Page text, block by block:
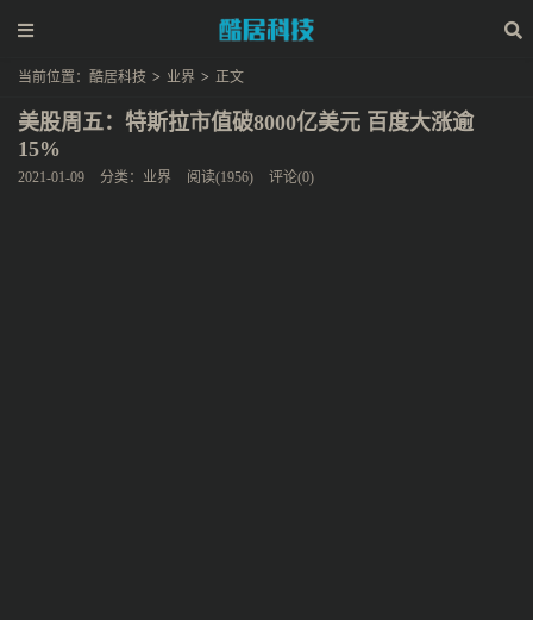
当前位置： 酷居科技 > 业界 > 正文
美股周五：特斯拉市值破8000亿美元 百度大涨逾
15%
2021-01-09 分类： 业界 阅读(1956) 评论(0)